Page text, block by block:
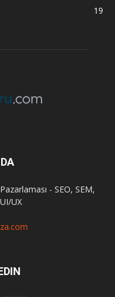
19
- SEO, SEM,
UX